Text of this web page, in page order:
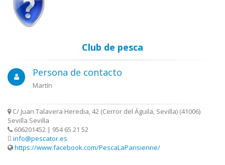
Club de pesca
Persona de contacto
Martín
C/ Juan Talavera Heredia, 42 (Cerror del Águila, Sevilla) (41006)
Sevilla Sevilla
606201452 | 954 65 21 52
info@pescator.es
https://www.facebook.com/PescaLaParisienne/